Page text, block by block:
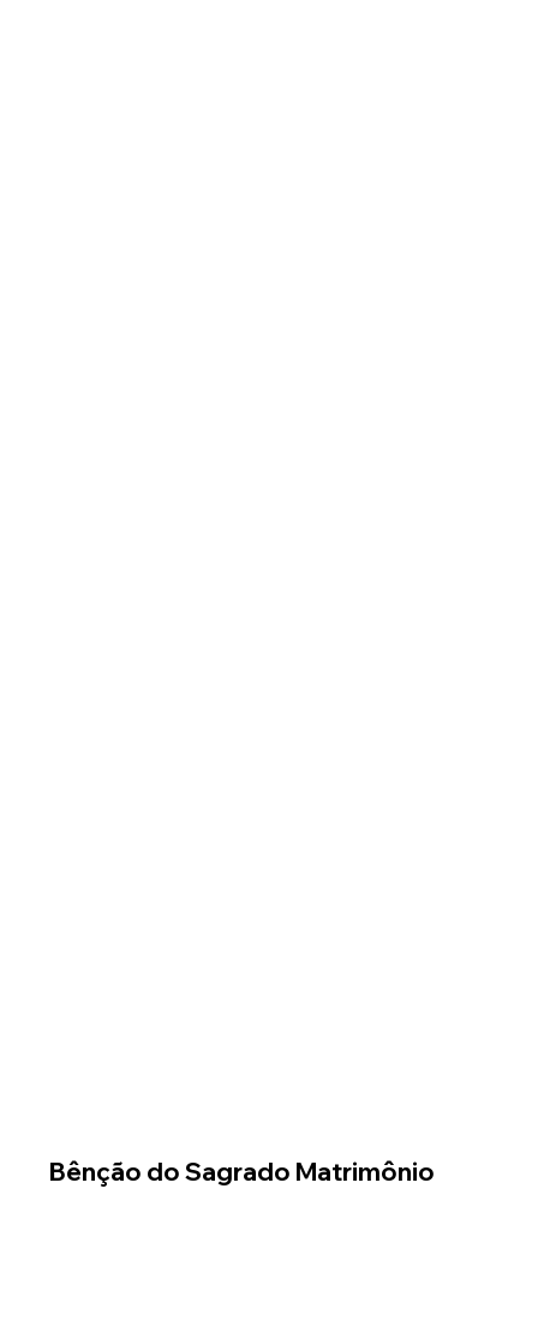
Bênção do Sagrado Matrimônio